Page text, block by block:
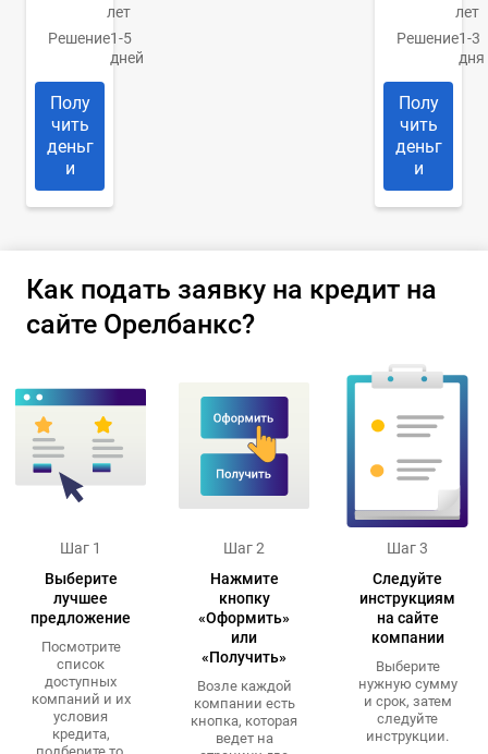
лет
Решение1-5
дней
Полу
чить
деньг
и
лет
Решение1-3
дня
Полу
чить
деньг
и
Как подать заявку на кредит на
сайте Орелбанкс?
Шаг 1
Выберите
лучшее
предложение
Посмотрите
список
доступных
компаний и их
условия
кредита,
Шаг 2
Нажмите
кнопку
«Оформить»
или
«Получить»
Возле каждой
компании есть
кнопка, которая
ведет на
Шаг 3
Следуйте
инструкциям
на сайте
компании
Выберите
нужную сумму
и срок, затем
следуйте
инструкции.